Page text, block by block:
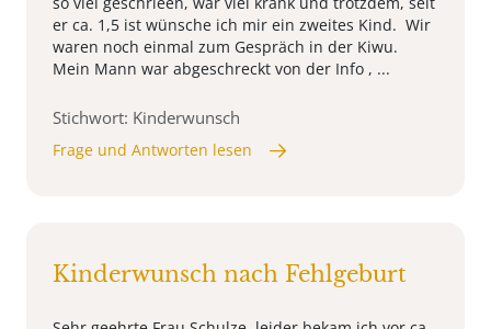
er ca. 1,5 ist wünsche ich mir ein zweites Kind. Wir
waren noch einmal zum Gespräch in der Kiwu.
Mein Mann war abgeschreckt von der Info , ...
Stichwort: Kinderwunsch
Frage und Antworten lesen
Kinderwunsch nach Fehlgeburt